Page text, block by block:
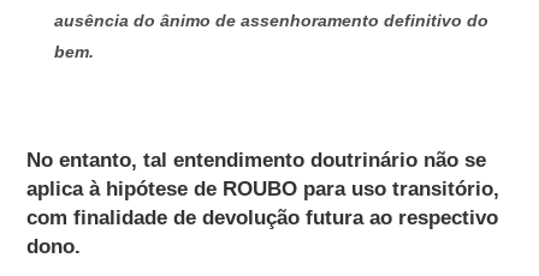
ausência do ânimo de assenhoramento definitivo do
bem.
No entanto, tal entendimento doutrinário não se
aplica à hipótese de ROUBO para uso transitório,
com finalidade de devolução futura ao respectivo
dono.